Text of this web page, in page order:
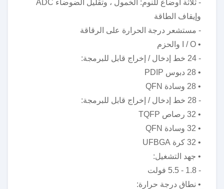
- ثلاثة أوضاع للنوم: الخمول ، وتقليل الضوضاء ADC
وإيقاف الطاقة
- مستشعر درجة الحرارة على الرقاقة
• I / O والحزم
- 24 خط إدخال / إخراج قابل للبرمجة:
• 28 دبوس PDIP
• 28 وسادة QFN
- 28 خط إدخال / إخراج قابل للبرمجة:
• 32 رصاص TQFP
• 32 وسادة QFN
• 32 كرة UFBGA
• جهد التشغيل:
- 1.8 - 5.5 فولت
• نطاق درجة حرارة: